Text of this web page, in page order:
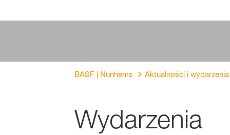
BASF | Nunhems Aktualności i wydarzenia
Wydarzenia